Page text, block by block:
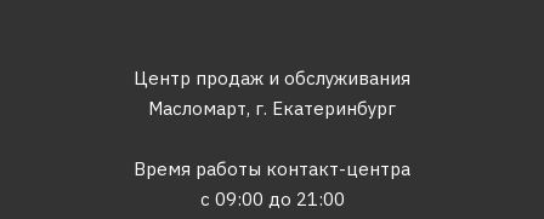
Центр продаж и обслуживания
Масломарт, г. Екатеринбург
Время работы контакт-центра
с 09:00 до 21:00